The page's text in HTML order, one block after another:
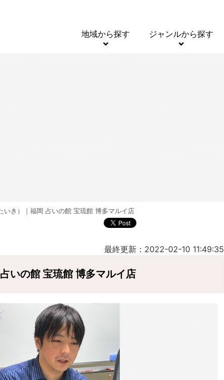
地域から探す ジャンルから探す
いき）｜福岡 占いの館 宝琉館 博多マルイ店
最終更新：2022-02-10 11:49:35
いの館 宝琉館 博多マルイ店